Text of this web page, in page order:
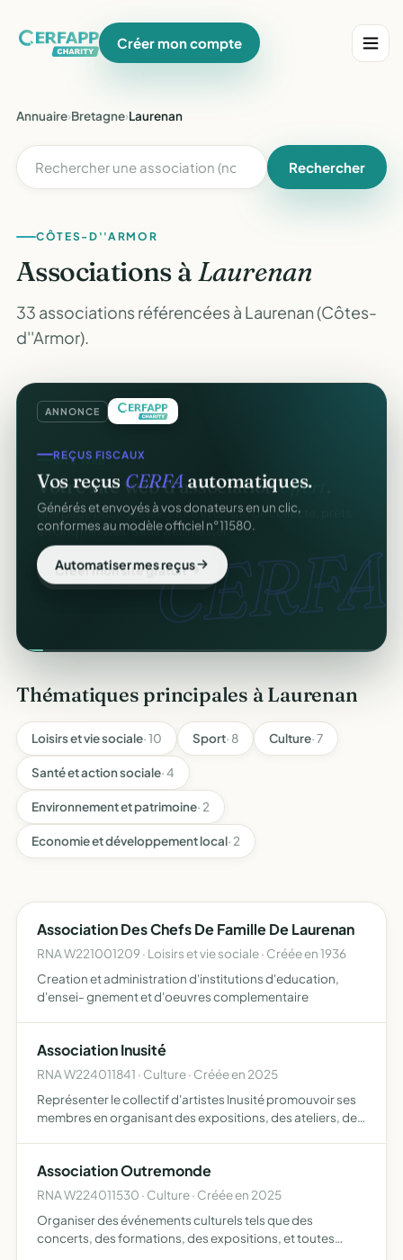
Créer mon compte
Annuaire›Bretagne›Laurenan
Rechercher
CÔTES-D''ARMOR
Associations àLaurenan
33 associations référencées à Laurenan (Côtes-
d''Armor).
ANNONCE
CERFA.
REÇUS FISCAUX
Vos reçus CERFAautomatiques.
Générés et envoyés à vos donateurs en un clic,
conformes au modèle officiel n°11580.
Automatiser mes reçus
Thématiques principales à Laurenan
Loisirs et vie sociale· 10 Sport· 8 Culture· 7
Santé et action sociale· 4
Environnement et patrimoine· 2
Economie et développement local· 2
Association Des Chefs De Famille De Laurenan
RNA W221001209 · Loisirs et vie sociale · Créée en 1936
Creation et administration d'institutions d'education,
d'ensei- gnement et d'oeuvres complementaire
Association Inusité
RNA W224011841 · Culture · Créée en 2025
Représenter le collectif d'artistes Inusité promouvoir ses
membres en organisant des expositions, des ateliers, des
Association Outremonde
RNA W224011530 · Culture · Créée en 2025
Organiser des événements culturels tels que des
concerts, des formations, des expositions, et toutes